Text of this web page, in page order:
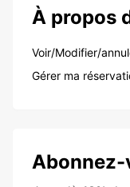
À propos
Voir/Modifier/
Gérer ma
Abonnez-